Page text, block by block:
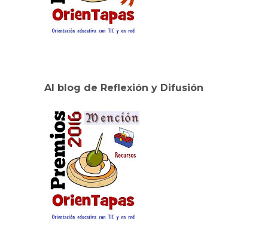
Al blog de Reflexión y Difusión